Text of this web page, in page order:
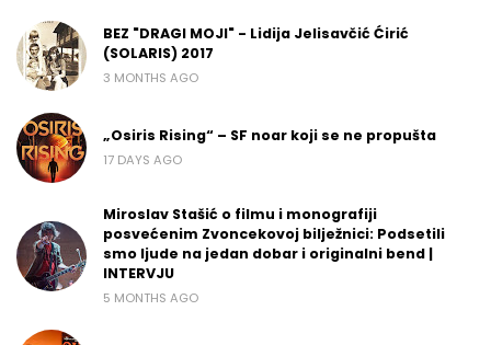
BEZ "DRAGI MOJI" - Lidija Jelisavčić Ćirić
(SOLARIS) 2017
3 MONTHS AGO
„Osiris Rising“ – SF noar koji se ne propušta
17 DAYS AGO
Miroslav Stašić o filmu i monografiji
posvećenim Zvoncekovoj bilježnici: Podsetili
smo ljude na jedan dobar i originalni bend |
INTERVJU
5 MONTHS AGO